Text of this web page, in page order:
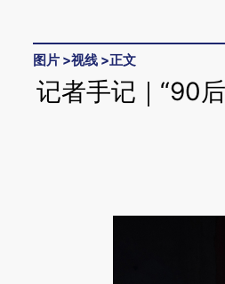
图片 >视线 >正文
记者手记｜“90